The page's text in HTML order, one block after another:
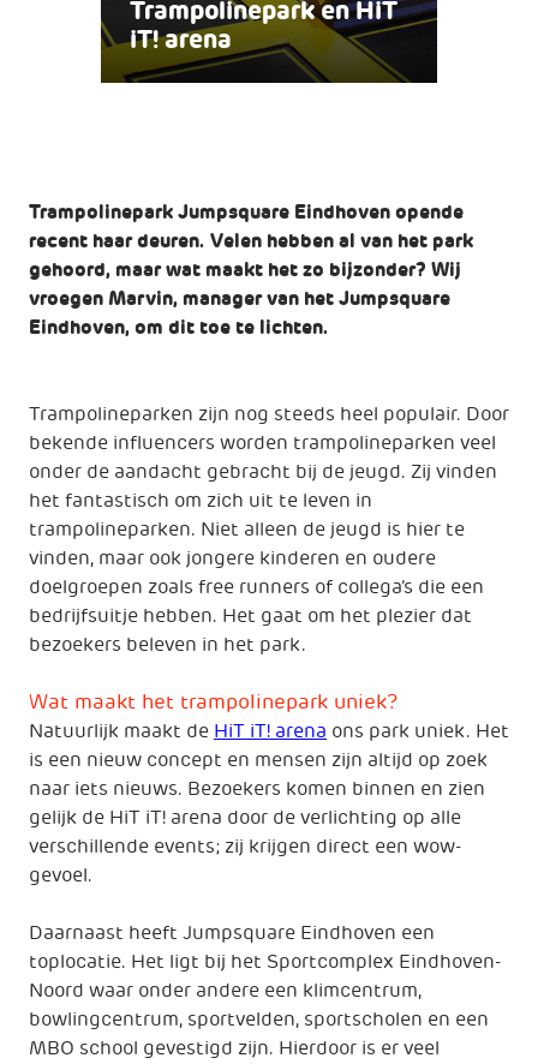
Trampolinepark en HiT
iT! arena
Trampolinepark Jumpsquare Eindhoven opende
recent haar deuren. Velen hebben al van het park
gehoord, maar wat maakt het zo bijzonder? Wij
vroegen Marvin, manager van het Jumpsquare
Eindhoven, om dit toe te lichten.
Trampolineparken zijn nog steeds heel populair. Door
bekende influencers worden trampolineparken veel
onder de aandacht gebracht bij de jeugd. Zij vinden
het fantastisch om zich uit te leven in
trampolineparken. Niet alleen de jeugd is hier te
vinden, maar ook jongere kinderen en oudere
doelgroepen zoals free runners of collega’s die een
bedrijfsuitje hebben. Het gaat om het plezier dat
bezoekers beleven in het park.
Wat maakt het trampolinepark uniek?
Natuurlijk maakt de HiT iT! arena ons park uniek. Het
is een nieuw concept en mensen zijn altijd op zoek
naar iets nieuws. Bezoekers komen binnen en zien
gelijk de HiT iT! arena door de verlichting op alle
verschillende events; zij krijgen direct een wow-
gevoel.
Daarnaast heeft Jumpsquare Eindhoven een
toplocatie. Het ligt bij het Sportcomplex Eindhoven-
Noord waar onder andere een klimcentrum,
bowlingcentrum, sportvelden, sportscholen en een
MBO school gevestigd zijn. Hierdoor is er veel